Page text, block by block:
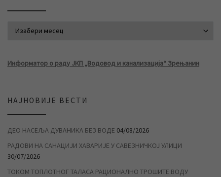
Информатор о раду ЈКП „Водовод и канализација“ Зрењанин
НАЈНОВИЈЕ ВЕСТИ
ДЕО НАСЕЉА ДУВАНИКА БЕЗ ВОДЕ 04/08/2026
РАДОВИ НА САНАЦИЈИ ХАВАРИЈЕ У САВЕЗНИЧКОЈ УЛИЦИ
30/07/2026
ТОКОМ ТОПЛОТНОГ ТАЛАСА РАЦИОНАЛНО ТРОШИТЕ ВОДУ